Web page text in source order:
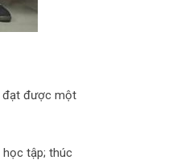
đạt được một
tập; thúc